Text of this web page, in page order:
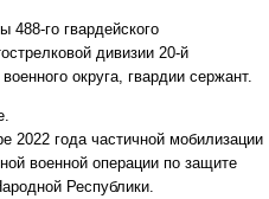
488-го гвардейского
дивизии 20-й
округа, гвардии сержант.
2022 года частичной мобилизации
военной операции по защите
Республики.